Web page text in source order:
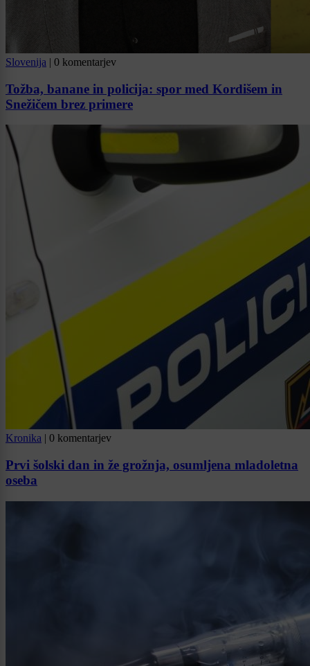
Slovenija | 0 komentarjev
Tožba, banane in policija: spor med Kordišem in
Snežičem brez primere
Kronika | 0 komentarjev
Prvi šolski dan in že grožnja, osumljena mladoletna
oseba